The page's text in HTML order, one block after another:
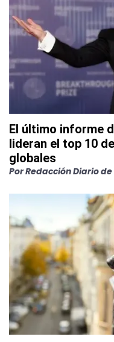
El último informe
lideran el top 10
globales
PorRedacción Diario